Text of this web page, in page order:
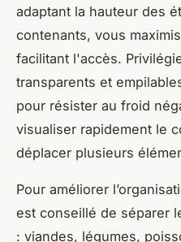
adaptant la hauteur des
contenants, vous
facilitant l'accès.
transparents et
pour résister au froid
visualiser rapidement le
déplacer plusieurs
Pour améliorer
est conseillé de séparer
: viandes, légumes,